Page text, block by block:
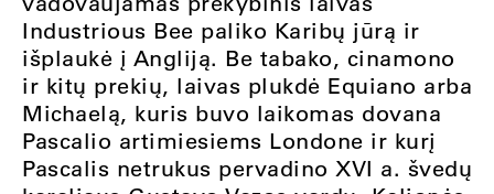
Industrious Bee paliko Karibų jūrą ir
išplaukė į Angliją. Be tabako, cinamono
ir kitų prekių, laivas plukdė Equiano arba
Michaelą, kuris buvo laikomas dovana
Pascalio artimiesiems Londone ir kurį
Pascalis netrukus pervadino XVI a. švedų